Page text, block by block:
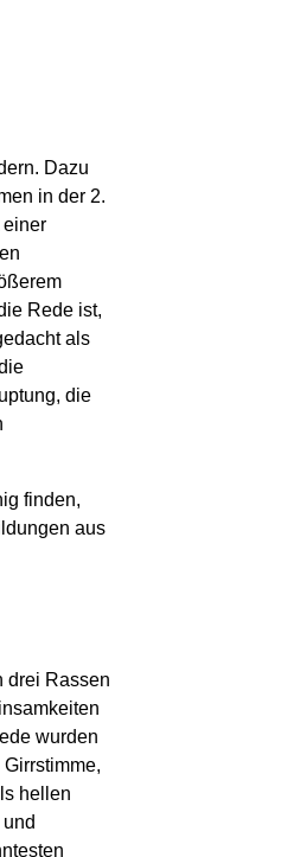
Dazu
in der 2.
einer
Rede ist,
als
die
finden,
aus
drei Rassen
wurden
hellen